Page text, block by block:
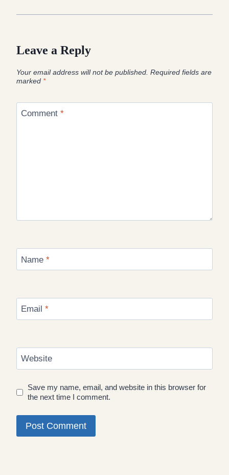
Leave a Reply
Your email address will not be published. Required fields are
marked *
Comment *
Name *
Email *
Website
Save my name, email, and website in this browser for
the next time I comment.